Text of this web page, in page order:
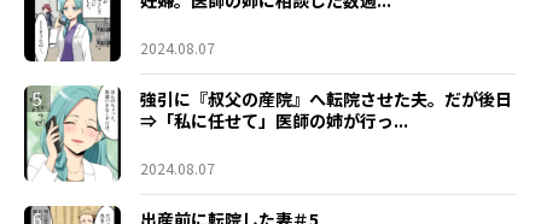
2024.08.07
5
強引に『叔父の産院』へ転院させた夫。だが後日
⇒「私に任せて」医師の姉が行っ...
2024.08.07
6 出産前に転院した妻＃5